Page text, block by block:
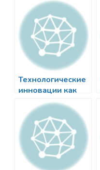
b
o
ok
er sk
y
Технологические
инновации как
они меняют облик
современных
казино